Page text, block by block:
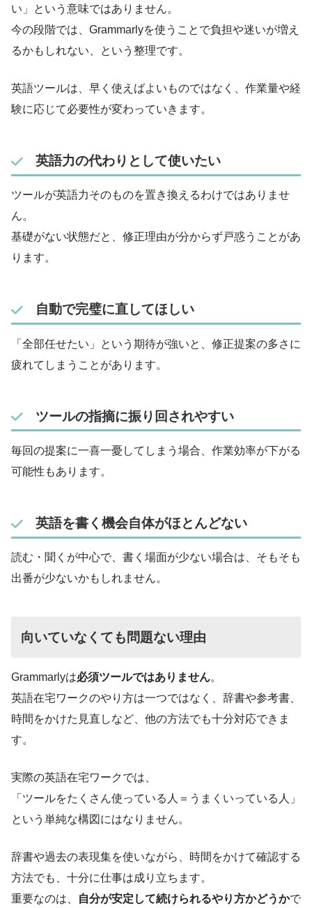
い」という意味ではありません。
今の段階では、Grammarlyを使うことで負担や迷いが増え
るかもしれない、という整理です。
英語ツールは、早く使えばよいものではなく、作業量や経
験に応じて必要性が変わっていきます。
英語力の代わりとして使いたい
ツールが英語力そのものを置き換えるわけではありませ
ん。
基礎がない状態だと、修正理由が分からず戸惑うことがあ
ります。
自動で完璧に直してほしい
「全部任せたい」という期待が強いと、修正提案の多さに
疲れてしまうことがあります。
ツールの指摘に振り回されやすい
毎回の提案に一喜一憂してしまう場合、作業効率が下がる
可能性もあります。
英語を書く機会自体がほとんどない
読む・聞くが中心で、書く場面が少ない場合は、そもそも
出番が少ないかもしれません。
向いていなくても問題ない理由
Grammarlyは必須ツールではありません。
英語在宅ワークのやり方は一つではなく、辞書や参考書、
時間をかけた見直しなど、他の方法でも十分対応できま
す。
実際の英語在宅ワークでは、
「ツールをたくさん使っている人＝うまくいっている人」
という単純な構図にはなりません。
辞書や過去の表現集を使いながら、時間をかけて確認する
方法でも、十分に仕事は成り立ちます。
重要なのは、
自分が安定して続けられるやり方かどうかで